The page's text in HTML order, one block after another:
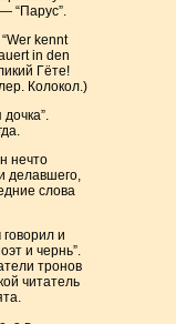
“Парус”.
kennt
in den
Гёте!
Колокол.)
нечто
делавшего,
слова
и
и чернь”.
тронов
читатель